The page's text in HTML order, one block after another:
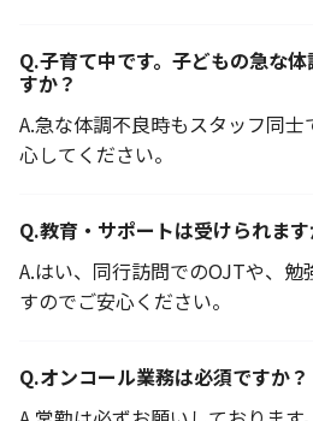
Q.子育て中です。子どもの急な
すか？
A.急な体調不良時もスタッフ同
心してください。
Q.教育・サポートは受けられます
A.はい、同行訪問でのOJTや、勉
すのでご安心ください。
Q.オンコール業務は必須ですか？